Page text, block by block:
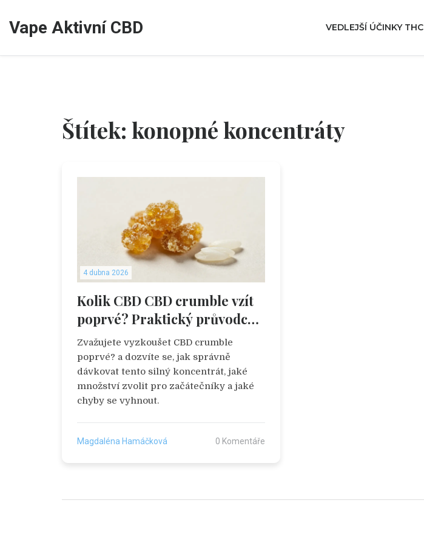
Vape Aktivní CBD VEDLEJŠÍ ÚČINKY THC
Štítek: konopné koncentráty
4 dubna 2026
Kolik CBD CBD crumble vzít
poprvé? Praktický průvodce
dávkováním
Zvažujete vyzkoušet CBD crumble
poprvé? a dozvíte se, jak správně
dávkovat tento silný koncentrát, jaké
množství zvolit pro začátečníky a jaké
chyby se vyhnout.
Magdaléna Hamáčková 0 Komentáře